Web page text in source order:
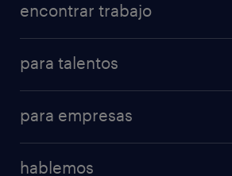
encontrar trabajo
para talentos
para empresas
hablemos